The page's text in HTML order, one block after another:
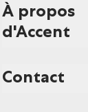
À propos
d'Accent
Contact